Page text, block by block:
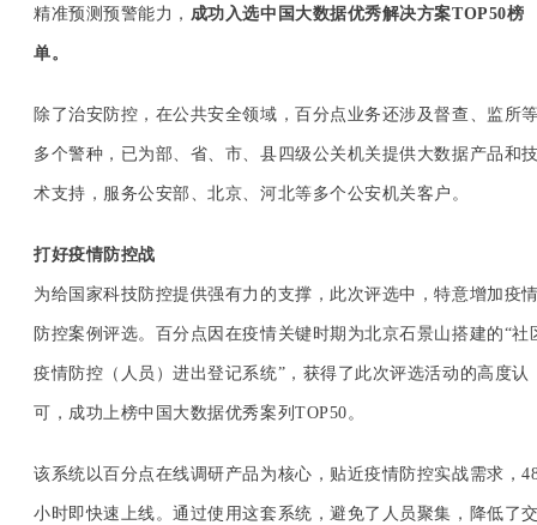
精准预测预警能力， 成功入选中国大数据优秀解决方案TOP50榜
单。
除了治安防控，在公共安全领域，百分点业务还涉及督查、监所
多个警种，已为部、省、市、县四级公关机关提供大数据产品和
术支持，服务公安部、北京、河北等多个公安机关客户。
打好疫情防控战
为给国家科技防控提供强有力的支撑，此次评选中，特意增加疫
防控案例评选。百分点因在疫情关键时期为北京石景山搭建的“社
疫情防控（人员）进出登记系统”，获得了此次评选活动的高度认
可，成功上榜中国大数据优秀案列TOP50。
该系统以百分点在线调研产品为核心，贴近疫情防控实战需求，
小时即快速上线。通过使用这套系统，避免了人员聚集，降低了